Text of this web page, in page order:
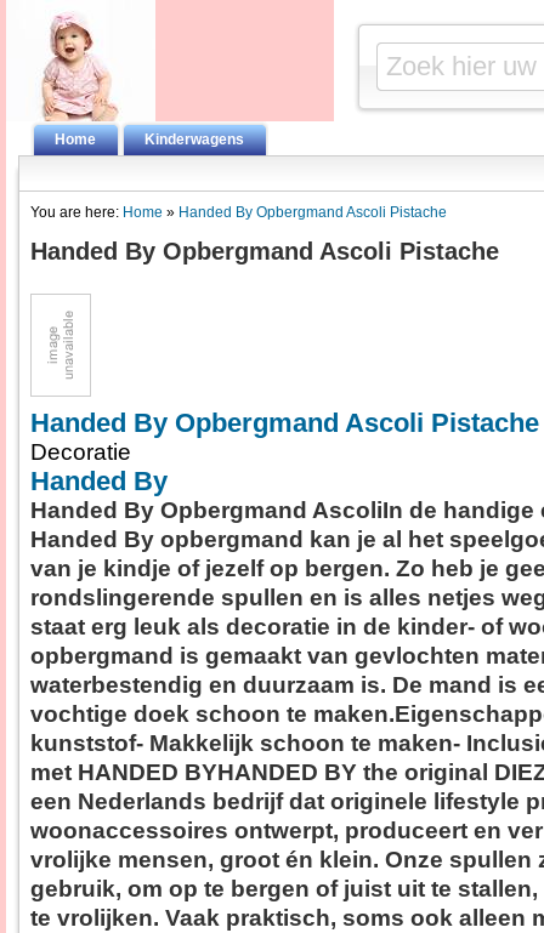
Home Kinderwagens
You are here: Home » Handed By Opbergmand Ascoli Pistache
Handed By Opbergmand Ascoli Pistache
Handed By Opbergmand Ascoli Pistache
Decoratie
Handed By
Handed By Opbergmand AscoliIn de handige
Handed By opbergmand kan je al het
van je kindje of jezelf op bergen. Zo heb je
rondslingerende spullen en is alles netjes
staat erg leuk als decoratie in de kinder- of
opbergmand is gemaakt van gevlochten
waterbestendig en duurzaam is. De mand is
vochtige doek schoon te
kunststof- Makkelijk schoon te maken-
met HANDED BYHANDED BY the original
een Nederlands bedrijf dat originele lifestyle
woonaccessoires ontwerpt, produceert en
vrolijke mensen, groot én klein. Onze spullen
gebruik, om op te bergen of juist uit te
te vrolijken. Vaak praktisch, soms ook alleen